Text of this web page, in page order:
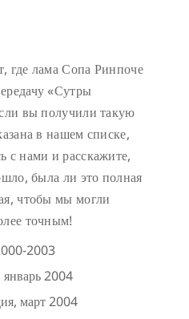
где лама Сопа Ринпоче
«Сутры
вы получили такую
в нашем списке,
с нами и расскажите,
была ли это полная
чтобы мы могли
точным!
2003
2004
март 2004